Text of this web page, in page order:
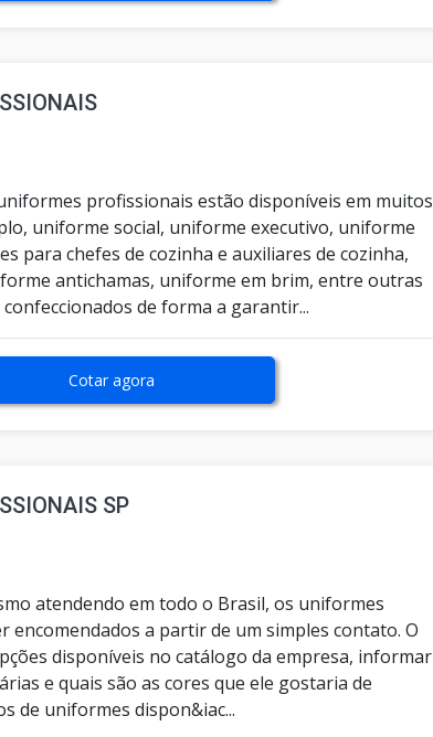
profissionais estão disponíveis em muitos
uniforme social, uniforme executivo, uniforme
para chefes de cozinha e auxiliares de cozinha,
antichamas, uniforme em brim, entre outras
de forma a garantir...
Cotar agora
SP
atendendo em todo o Brasil, os uniformes
encomendados a partir de um simples contato. O
disponíveis no catálogo da empresa, informar
e quais são as cores que ele gostaria de
de uniformes dispon&iac...